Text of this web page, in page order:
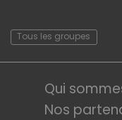
Tous les groupes
Qui
Nos